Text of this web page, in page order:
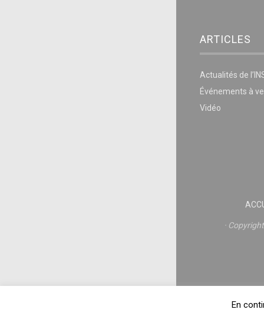
ARTICLES
Actualités de
Événements à
Vidéo
En